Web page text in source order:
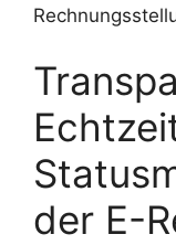
der E-